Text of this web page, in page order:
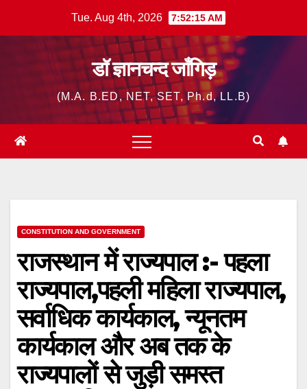
Tue. Aug 4th, 2026 7:52:16 AM
डॉ ज्ञानचन्द जाँगिड़
(M.A. B.ED, NET, SET, Ph.d, LL.B)
CONSTITUTION AND GOVERNMENT
राजस्थान में राज्यपाल :- पहला
राज्यपाल,पहली महिला राज्यपाल,
सर्वाधिक कार्यकाल, न्यूनतम
कार्यकाल और अब तक के
राज्यपालों से जुड़ी समस्त